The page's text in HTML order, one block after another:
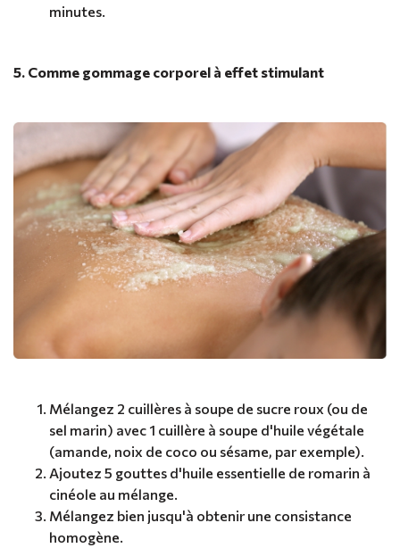
minutes.
5. Comme gommage corporel à effet stimulant
Mélangez 2 cuillères à soupe de sucre roux (ou de
sel marin) avec 1 cuillère à soupe d'huile végétale
(amande, noix de coco ou sésame, par exemple).
Ajoutez 5 gouttes d'huile essentielle de romarin à
cinéole au mélange.
Mélangez bien jusqu'à obtenir une consistance
homogène.